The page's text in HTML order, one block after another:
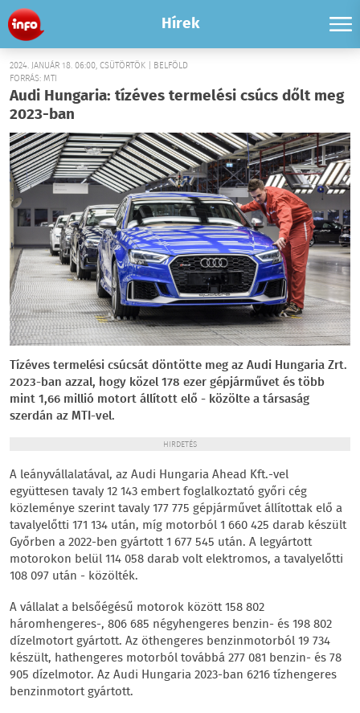
Hírek
2024. JANUÁR 18. 06:00, CSÜTÖRTÖK | BELFÖLD
FORRÁS: MTI
Audi Hungaria: tízéves termelési csúcs dőlt meg
2023-ban
Tízéves termelési csúcsát döntötte meg az Audi Hungaria Zrt.
2023-ban azzal, hogy közel 178 ezer gépjárművet és több
mint 1,66 millió motort állított elő - közölte a társaság
szerdán az MTI-vel.
HIRDETÉS
A leányvállalatával, az Audi Hungaria Ahead Kft.-vel
együttesen tavaly 12 143 embert foglalkoztató győri cég
közleménye szerint tavaly 177 775 gépjárművet állítottak elő a
tavalyelőtti 171 134 után, míg motorból 1 660 425 darab készült
Győrben a 2022-ben gyártott 1 677 545 után. A legyártott
motorokon belül 114 058 darab volt elektromos, a tavalyelőtti
108 097 után - közölték.
A vállalat a belsőégésű motorok között 158 802
háromhengeres-, 806 685 négyhengeres benzin- és 198 802
dízelmotort gyártott. Az öthengeres benzinmotorból 19 734
készült, hathengeres motorból továbbá 277 081 benzin- és 78
905 dízelmotor. Az Audi Hungaria 2023-ban 6216 tízhengeres
benzinmotort gyártott.